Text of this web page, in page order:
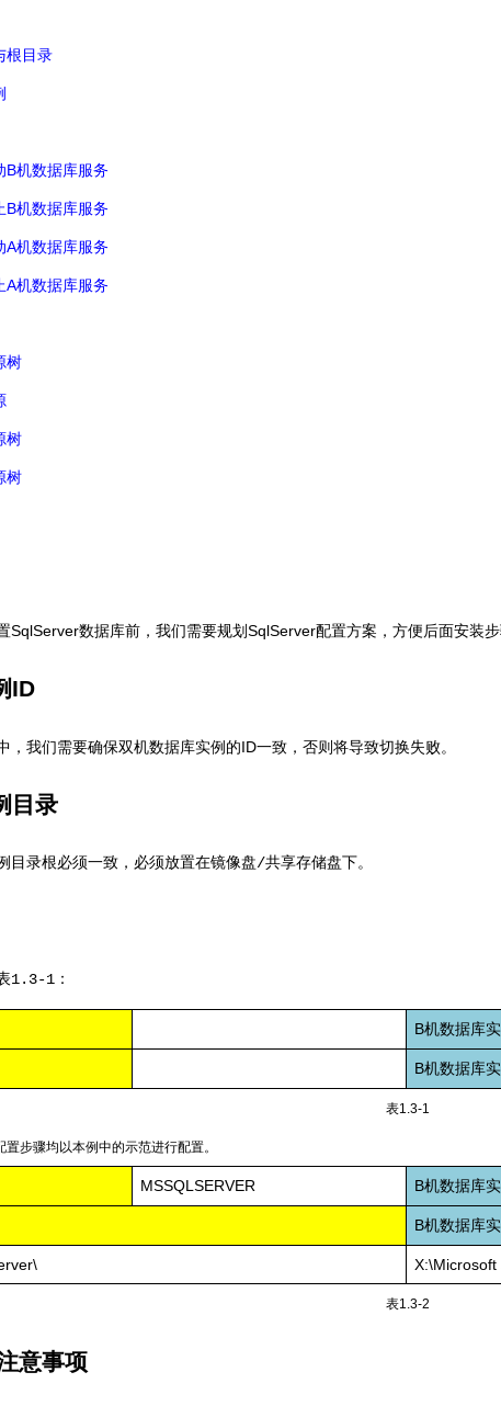
根目录
B机数据库服务
B机数据库服务
A机数据库服务
A机数据库服务
树
树
树
SqlServer数据库前，我们需要规划 SqlServer配置方案，方便后面安装步
ID
，我们需要确保双机数据库实例的ID一致，否则将导致切换失败。
目录
目录根必须一致，必须放置在镜像盘/共享存储盘下。
1.3-1 ：
B机数据库实
B机数据库
表1.3-1
置步骤均以本例中的示范进行配置。
MSSQLSERVER B机数据库实
B机数据库
X:\Microsoft
表1.3-2
意事项